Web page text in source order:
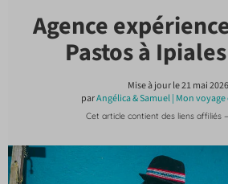
Agence
Pastos à Ipiales
Mise à jour le21 mai 2026
parAngélica & Samuel | Mon
Cet article contient des liens affiliés